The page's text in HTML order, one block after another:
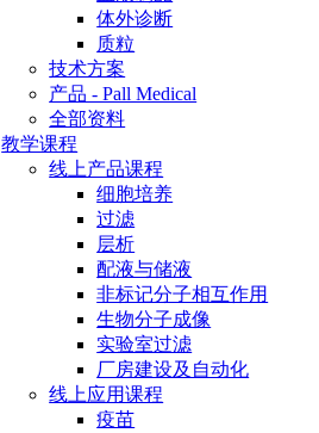
体外诊断
质粒
技术方案
产品 - Pall Medical
全部资料
教学课程
线上产品课程
细胞培养
过滤
层析
配液与储液
非标记分子相互作用
生物分子成像
实验室过滤
厂房建设及自动化
线上应用课程
疫苗